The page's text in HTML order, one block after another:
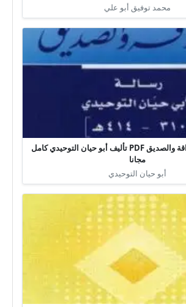
محمد توفيق أبو علي
تحميل كتاب الصداقة والصديق PDF تأليف أبو حيان التوحيدي كامل
مجانا
أبو حيان التوحيدي